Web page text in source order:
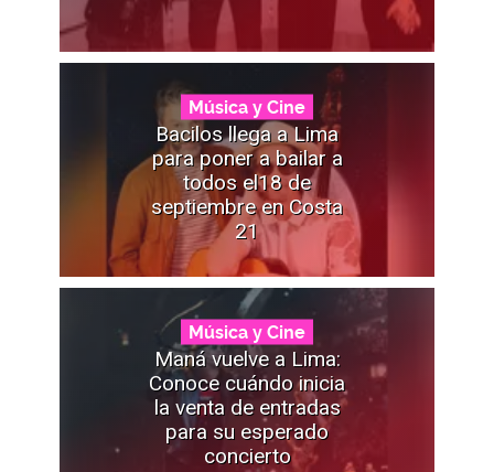
Música y Cine
Bacilos llega a Lima
para poner a bailar a
todos el18 de
septiembre en Costa
21
Música y Cine
Maná vuelve a Lima:
Conoce cuándo inicia
la venta de entradas
para su esperado
concierto